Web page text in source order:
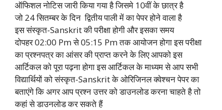
ऑफिशल नोटिस जारी किया गया है जिसमे 10वीं के छात्र है
जो 24 सितम्बर के दिन द्वितीय पाली में का पेपर होने वाला है
इस संस्कृत-Sanskrit की परीक्षा होगी और इसका समय
दोपहर 02:00 Pm से 05:15 Pm तक आयोजन होगा इस परीक्षा
का प्रश्नपत्र का आंसर की प्राप्त करने के लिए आपको इस
आर्टिकल को पूरा पढ़ना होगा इस आर्टिकल के माध्यम से आप सभी
विद्यार्थियों को संस्कृत-Sanskrit के ओरिजिनल क्वेश्चन पेपर का
बताएंगे कि अगर आप प्रश्न उत्तर को डाउनलोड करना चाहते है तो
कहां से डाउनलोड कर सकते हैं